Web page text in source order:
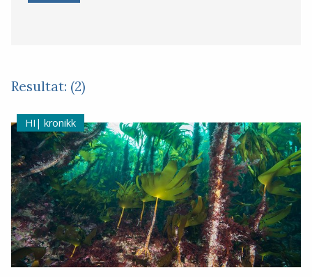
Resultat: (2)
kronikk